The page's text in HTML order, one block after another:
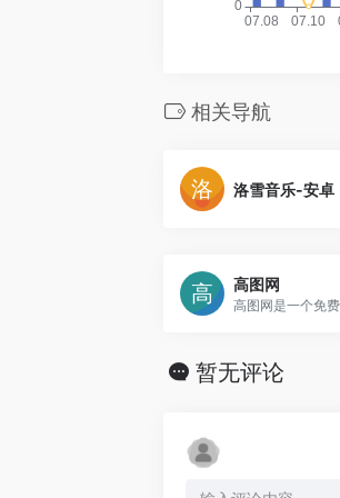
相关导航
洛雪音乐-安卓
高图网
暂无评论